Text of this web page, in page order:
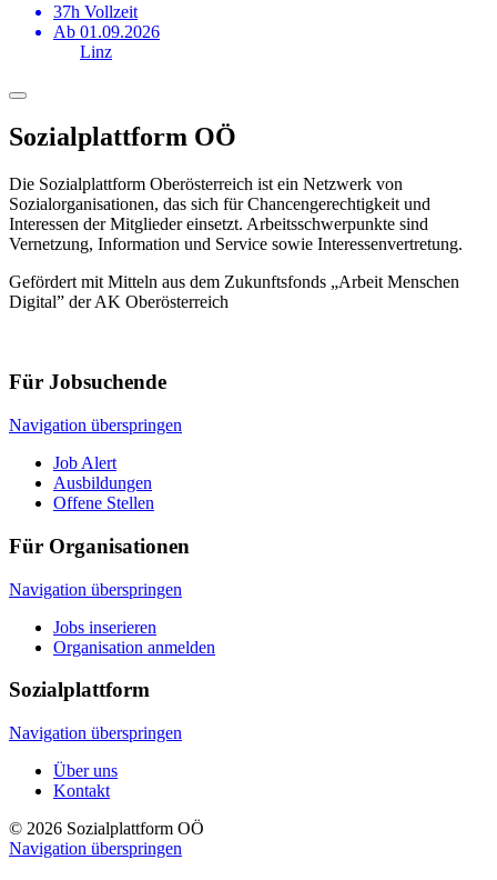
37h Vollzeit
Ab 01.09.2026
Linz
Sozialplattform OÖ
Die Sozialplattform Oberösterreich ist ein Netzwerk von
Sozialorganisationen, das sich für Chancengerechtigkeit und
Interessen der Mitglieder einsetzt. Arbeitsschwerpunkte sind
Vernetzung, Information und Service sowie Interessenvertretung.
Gefördert mit Mitteln aus dem Zukunftsfonds „Arbeit Menschen
Digital” der AK Oberösterreich
Für Jobsuchende
Navigation überspringen
Job Alert
Ausbildungen
Offene Stellen
Für Organisationen
Navigation überspringen
Jobs inserieren
Organisation anmelden
Sozialplattform
Navigation überspringen
Über uns
Kontakt
© 2026 Sozialplattform OÖ
Navigation überspringen